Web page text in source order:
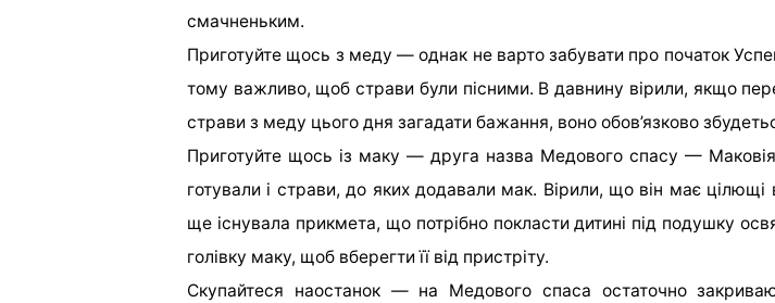
смачненьким.
Приготуйте щось з меду — однак не варто забувати про початок
тому важливо, щоб страви були пісними. В давнину вірили, якщо
страви з меду цього дня загадати бажання, воно обов’язково
Приготуйте щось із маку — друга назва Медового спасу —
готували і страви, до яких додавали мак. Вірили, що він має цілющі
ще існувала прикмета, що потрібно покласти дитині під подушку
голівку маку, щоб вберегти її від пристріту.
Скупайтеся наостанок — на Медового спаса остаточно